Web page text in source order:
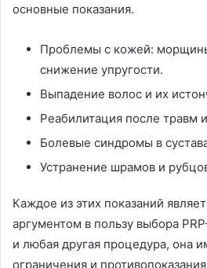
основные показания.
Проблемы с кожей:
снижение упругости.
Выпадение волос и их
Реабилитация после травм
Болевые синдромы в
Устранение шрамов и
Каждое из этих показаний
аргументом в пользу выбора
и любая другая процедура, она
ограничения и